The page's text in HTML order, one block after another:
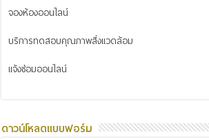
จองห้องออนไลน์
บริการทดสอบคุณภาพสิ่งแวดล้อม
แจ้งซ่อมออนไลน์
ดาวน์โหลดแบบฟอร์ม